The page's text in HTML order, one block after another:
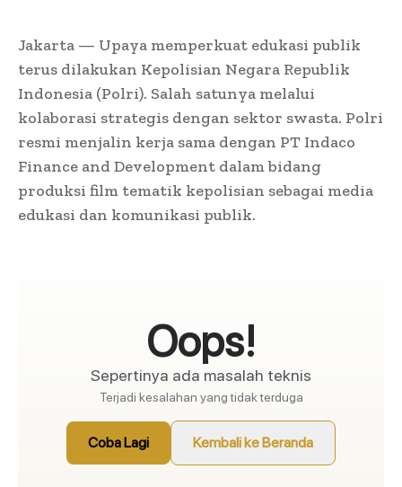
Jakarta — Upaya memperkuat edukasi publik
terus dilakukan Kepolisian Negara Republik
Indonesia (Polri). Salah satunya melalui
kolaborasi strategis dengan sektor swasta. Polri
resmi menjalin kerja sama dengan PT Indaco
Finance and Development dalam bidang
produksi film tematik kepolisian sebagai media
edukasi dan komunikasi publik.